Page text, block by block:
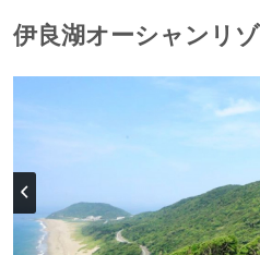
伊良湖オーシャンリ